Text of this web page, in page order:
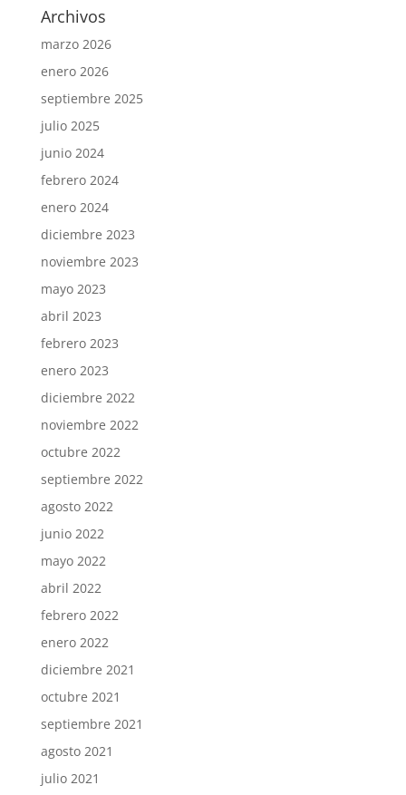
Archivos
marzo 2026
enero 2026
septiembre 2025
julio 2025
junio 2024
febrero 2024
enero 2024
diciembre 2023
noviembre 2023
mayo 2023
abril 2023
febrero 2023
enero 2023
diciembre 2022
noviembre 2022
octubre 2022
septiembre 2022
agosto 2022
junio 2022
mayo 2022
abril 2022
febrero 2022
enero 2022
diciembre 2021
octubre 2021
septiembre 2021
agosto 2021
julio 2021